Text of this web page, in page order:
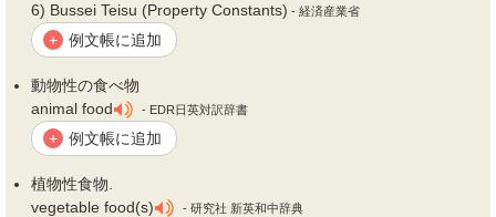
6) Bussei Teisu (Property Constants) - 経済産業省
+ 例文帳に追加
動物性の食べ物
animal food
- EDR日英対訳辞書
+ 例文帳に追加
植物性食物.
vegetable food(s)
- 研究社 新英和中辞典